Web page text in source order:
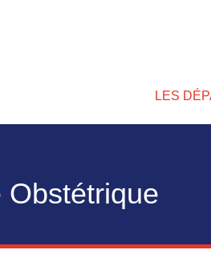
LES
Obstétrique